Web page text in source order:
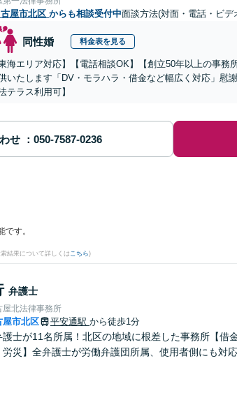
屋市北区 からも相談受付中面談方法(対面・電話・ビデ
同性婚 料金表を見る
東海エリア対応】【電話相談OK】【創立50年以上の事
いたします「DV・モラハラ・借金など幅広く対応」慰
法テラス利用可】
せ
す。
結果について詳しくはこちら)
弁護士
屋北法律事務所
屋市北区 平安通駅 から徒歩1分
士が11名所属！北区の地域に根差した事務所【借
労災】全弁護士が労働弁護団所属、使用者側にも対